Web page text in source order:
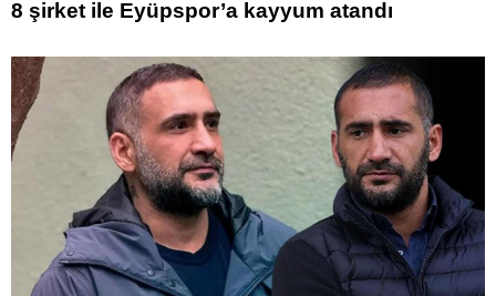
8 şirket ile Eyüpspor’a kayyum atandı